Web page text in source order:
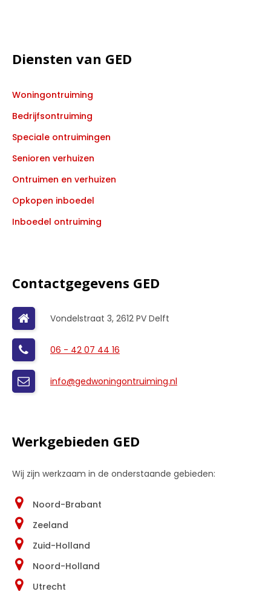
Diensten van GED
Woningontruiming
Bedrijfsontruiming
Speciale ontruimingen
Senioren verhuizen
Ontruimen en verhuizen
Opkopen inboedel
Inboedel ontruiming
Contactgegevens GED
Vondelstraat 3, 2612 PV Delft
06 - 42 07 44 16
info@gedwoningontruiming.nl
Werkgebieden GED
Wij zijn werkzaam in de onderstaande gebieden:
Noord-Brabant
Zeeland
Zuid-Holland
Noord-Holland
Utrecht